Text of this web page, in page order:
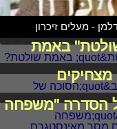
- מעלים זיכרון
באמת
מצחיקים
הסדרה "משפחה